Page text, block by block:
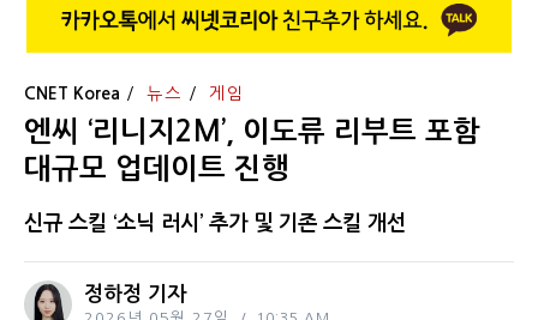
CNET Korea 뉴스 게임
엔씨 ‘리니지2M’, 이도류 리부트 포함
대규모 업데이트 진행
신규 스킬 ‘소닉 러시’ 추가 및 기존 스킬 개선
정하정 기자